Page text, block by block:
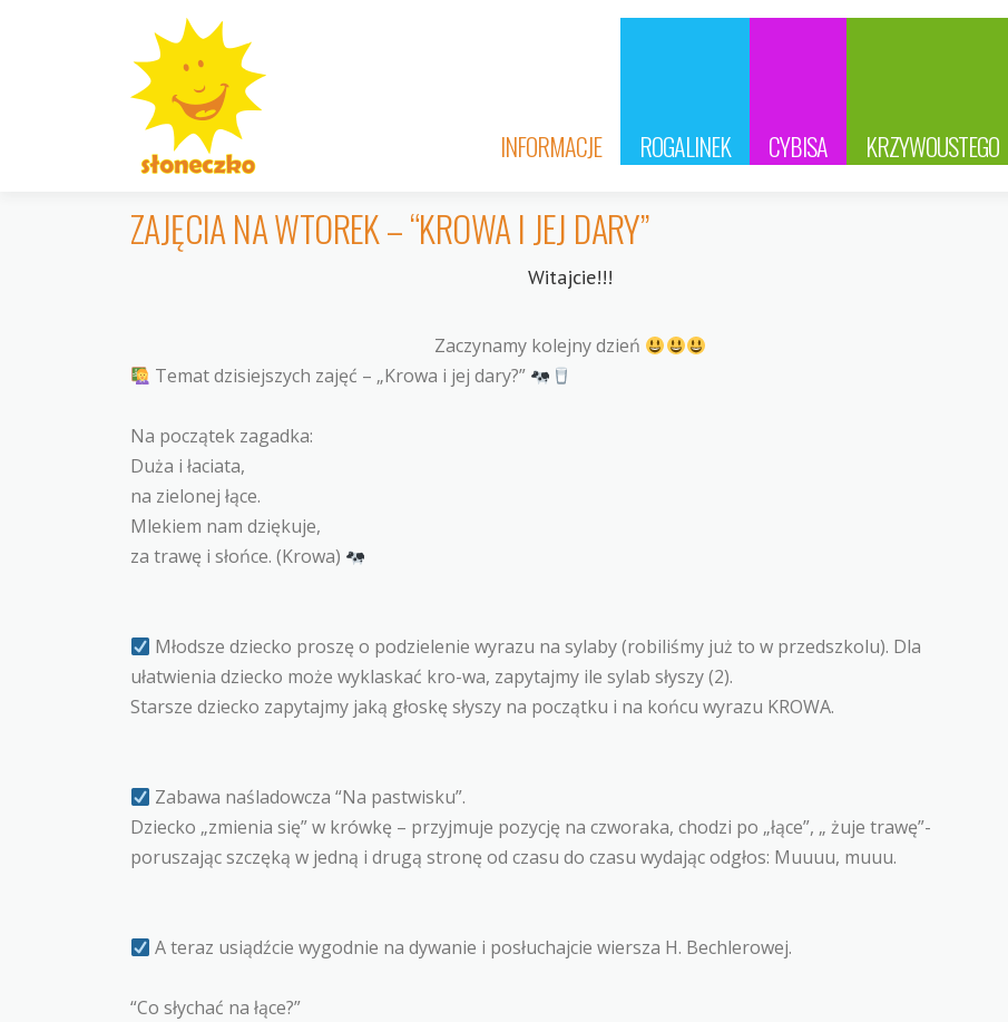
INFORMACJE ROGALINEK CYBISA KRZYWOUSTEGO
ZAJĘCIA NA WTOREK – “KROWA I JEJ DARY”
Witajcie!!!
Zaczynamy kolejny dzień
Temat dzisiejszych zajęć – „Krowa i jej dary?”
Na początek zagadka:
Duża i łaciata,
na zielonej łące.
Mlekiem nam dziękuje,
za trawę i słońce. (Krowa)
Młodsze dziecko proszę o podzielenie wyrazu na sylaby (robiliśmy już to w przedszkolu). Dla
ułatwienia dziecko może wyklaskać kro-wa, zapytajmy ile sylab słyszy (2).
Starsze dziecko zapytajmy jaką głoskę słyszy na początku i na końcu wyrazu KROWA.
Zabawa naśladowcza “Na pastwisku”.
Dziecko „zmienia się” w krówkę – przyjmuje pozycję na czworaka, chodzi po „łące”, „ żuje trawę”-
poruszając szczęką w jedną i drugą stronę od czasu do czasu wydając odgłos: Muuuu, muuu.
A teraz usiądźcie wygodnie na dywanie i posłuchajcie wiersza H. Bechlerowej.
“Co słychać na łące?”